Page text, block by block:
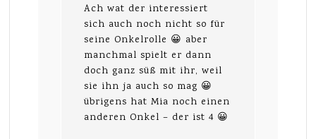
Ach wat der interessiert
sich auch noch nicht so für
seine Onkelrolle 😀 aber
manchmal spielt er dann
doch ganz süß mit ihr, weil
sie ihn ja auch so mag 😀
übrigens hat Mia noch einen
anderen Onkel – der ist 4 😀